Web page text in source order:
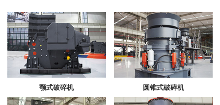
颚式破碎机 圆锥式破碎机